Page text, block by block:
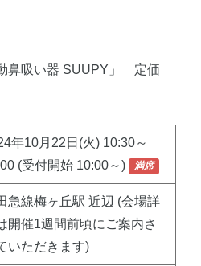
鼻吸い器 SUUPY」 定価
年10月22日(火) 10:30～
(受付開始 10:00～)
満席
急線梅ヶ丘駅 近辺 (会場詳
開催1週間前頃にご案内さ
いただきます)